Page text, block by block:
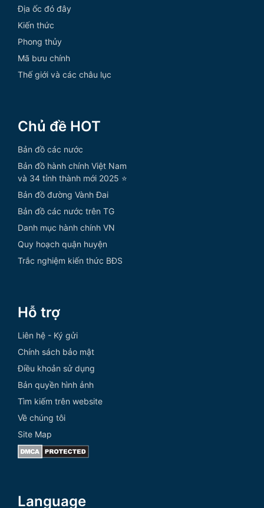
Địa ốc đó đây
Kiến thức
Phong thủy
Mã bưu chính
Thế giới và các châu lục
Chủ đề HOT
Bản đồ các nước
Bản đồ hành chính Việt Nam
và 34 tỉnh thành mới 2025 ⭐
Bản đồ đường Vành Đai
Bản đồ các nước trên TG
Danh mục hành chính VN
Quy hoạch quận huyện
Trắc nghiệm kiến thức BĐS
Hỗ trợ
Liên hệ - Ký gửi
Chính sách bảo mật
Điều khoản sử dụng
Bản quyền hình ảnh
Tìm kiếm trên website
Về chúng tôi
Site Map
Language